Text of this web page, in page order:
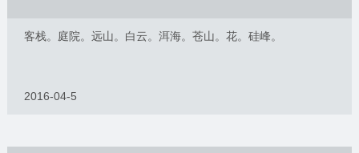
客栈。庭院。远山。白云。洱海。苍山。花。硅峰。
2016-04-5